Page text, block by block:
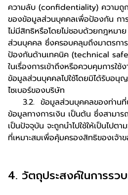
ความลับ (confidentiality) ความถู
ของข้อมูลส่วนบุคคลเพื่อป้องกัน กา
ไม่มีสิทธิหรือโดยไม่ชอบด้วยกฎหม
ส่วนบุคคล ซึ่งครอบคลุมถึงมาตรกา
ป้องกันด้านเทคนิค (technical
ในเรื่องการเข้าถึงหรือควบคุมการ
ข้อมูลส่วนบุคคลไปใช้โดยมิได้รับอนุ
ไซเบอร์ของบริษัท
3.2. ข้อมูลส่วนบุคคลของท่านที่บ
ข้อมูลทางการเงิน เป็นต้น ซึ่งสามา
เป็นปัจจุบัน จะถูกนำไปใช้ให้เป็นไปต
ที่เหมาะสมเพื่อคุ้มครองสิทธิของเจ้
4. วัตถุประสงค์ในการร